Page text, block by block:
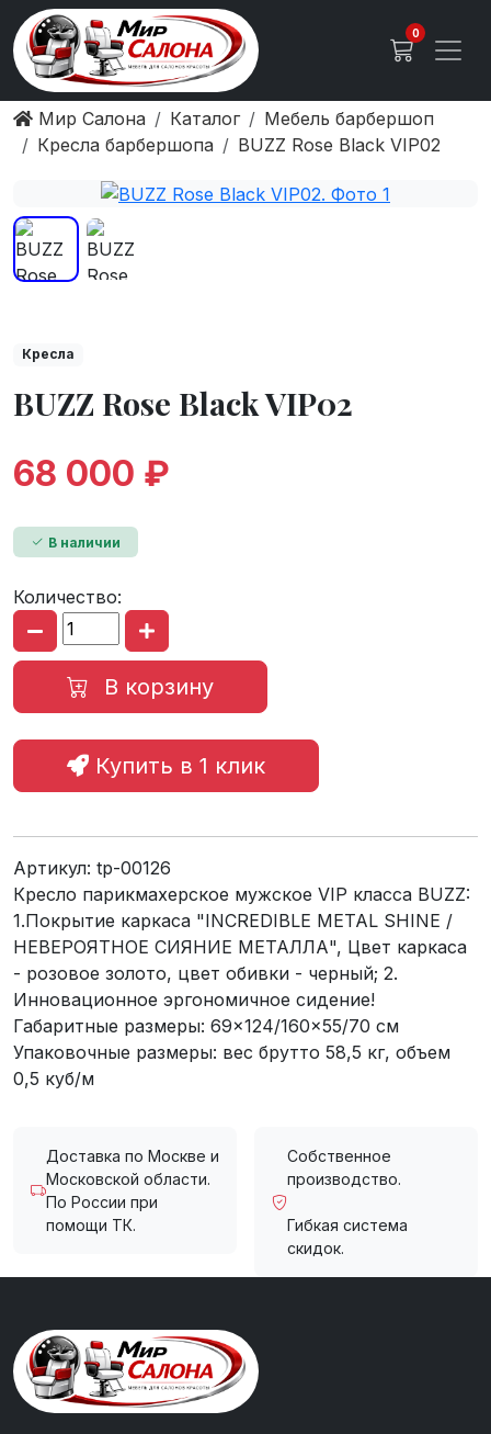
0
Мир Салона Каталог
Мебель барбершоп
Кресла барбершопа
BUZZ Rose Black VIP02
Кресла
BUZZ Rose Black VIP02
68 000 ₽
В наличии
Количество:
В корзину
Купить в 1 клик
Артикул: tp-00126
Кресло парикмахерское мужское VIP класса BUZZ:
1.Покрытие каркаса "INCREDIBLE METAL SHINE /
НЕВЕРОЯТНОЕ СИЯНИЕ МЕТАЛЛА", Цвет каркаса
- розовое золото, цвет обивки - черный; 2.
Инновационное эргономичное сидение!
Габаритные размеры: 69×124/160×55/70 см
Упаковочные размеры: вес брутто 58,5 кг, объем
0,5 куб/м
Доставка по Москве и
Московской области.
По России при
помощи ТК.
Собственное
производство.
Гибкая система
скидок.